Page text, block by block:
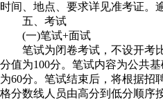
时间、地点、要求详见准考证。
五、考试
(一)笔试+面试
笔试为闭卷考试，不设开考
分值为100分。笔试内容为公共
为60分。笔试结束后，将根据招
格分数线人员由高分到低分顺序